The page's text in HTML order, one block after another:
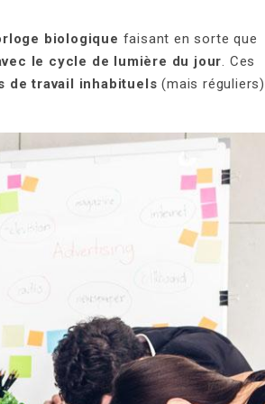
biologique faisant en sorte que
le cycle de lumière du jour. Ces
de travail inhabituels (mais réguliers)